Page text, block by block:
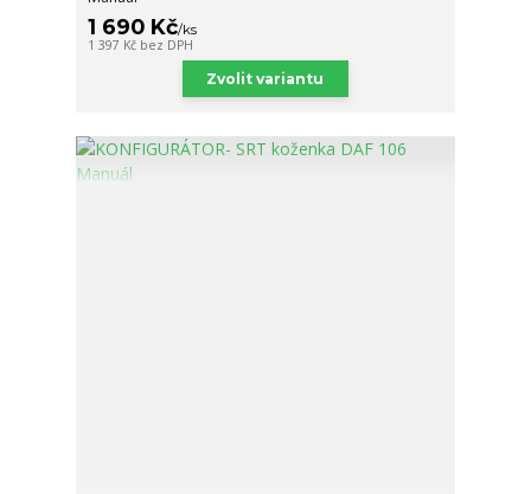
1 690 Kč/ks
1 397 Kč bez DPH
Zvolit variantu